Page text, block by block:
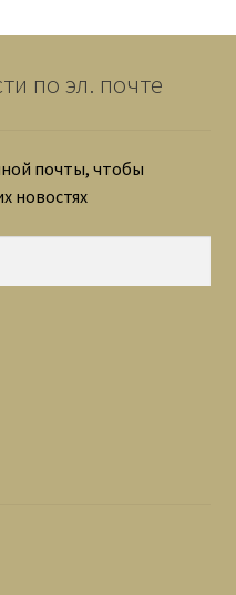
по эл. почте
почты, чтобы
новостях